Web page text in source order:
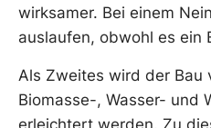
wirksamer. Bei einem
auslaufen, obwohl es ein
Als Zweites wird der Bau
Biomasse-, Wasser- und
erleichtert werden. Zu